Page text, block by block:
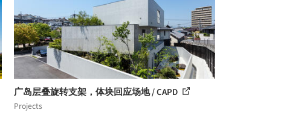
广岛层叠旋转支架，体块回应场地 / CAPD
Projects